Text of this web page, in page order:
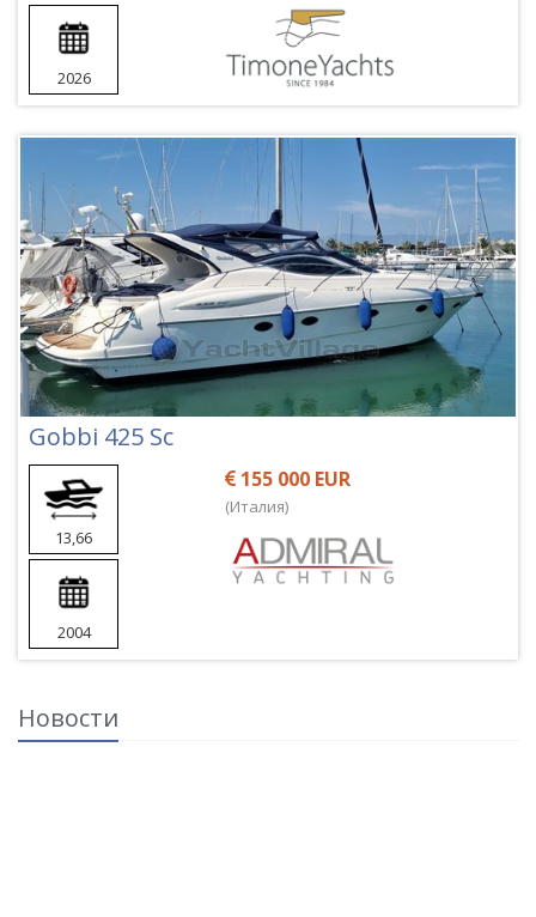
2026
Gobbi 425 Sc
13,66
2004
155 000 EUR
(Италия)
Новости